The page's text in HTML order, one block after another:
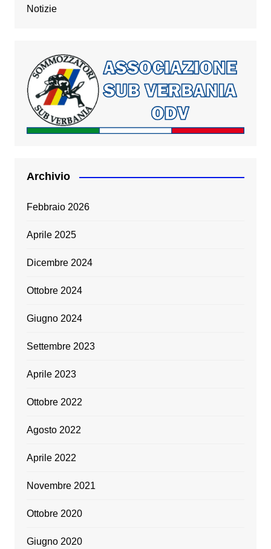
Notizie
Archivio
Febbraio 2026
Aprile 2025
Dicembre 2024
Ottobre 2024
Giugno 2024
Settembre 2023
Aprile 2023
Ottobre 2022
Agosto 2022
Aprile 2022
Novembre 2021
Ottobre 2020
Giugno 2020